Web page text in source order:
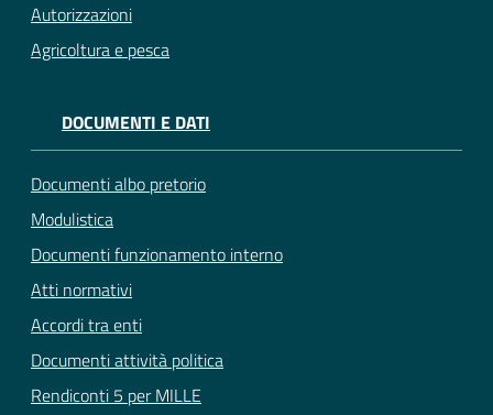
Autorizzazioni
Agricoltura e pesca
DOCUMENTI E DATI
Documenti albo pretorio
Modulistica
Documenti funzionamento interno
Atti normativi
Accordi tra enti
Documenti attività politica
Rendiconti 5 per MILLE